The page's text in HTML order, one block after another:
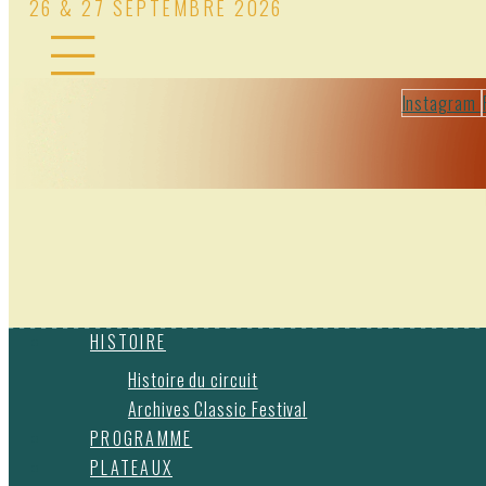
26 & 27 SEPTEMBRE 2026
Instagram
HISTOIRE
Histoire du circuit
Archives Classic Festival
PROGRAMME
PLATEAUX